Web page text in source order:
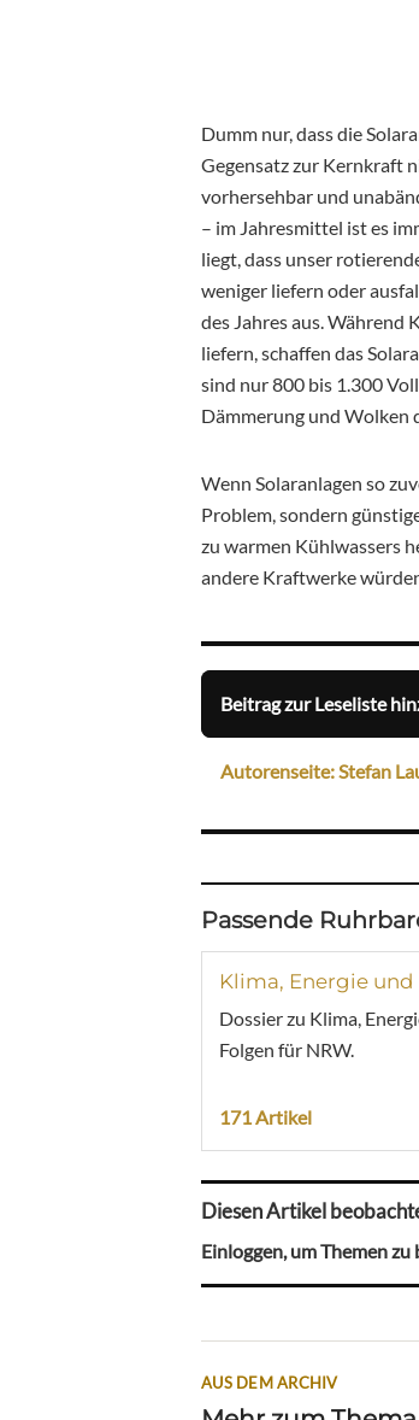
Dumm nur, dass die
Gegensatz zur Kernkraft
vorhersehbar und
– im Jahresmittel ist es
liegt, dass unser
weniger liefern oder
des Jahres aus.
liefern, schaffen das
sind nur 800 bis 1.300
Dämmerung und Wolken
Wenn Solaranlagen so
Problem, sondern
zu warmen Kühlwassers
andere Kraftwerke
Beitrag zur Leseliste
Autorenseite: Stefan
Passende
Klima, Energie
Dossier zu Klima,
Folgen für NRW.
171 Artikel
Diesen Artikel
Einloggen, um Themen
AUS DEM ARCHIV